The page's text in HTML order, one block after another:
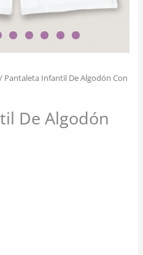
/ Pantaleta Infantil De Algodón Con
De Algodón